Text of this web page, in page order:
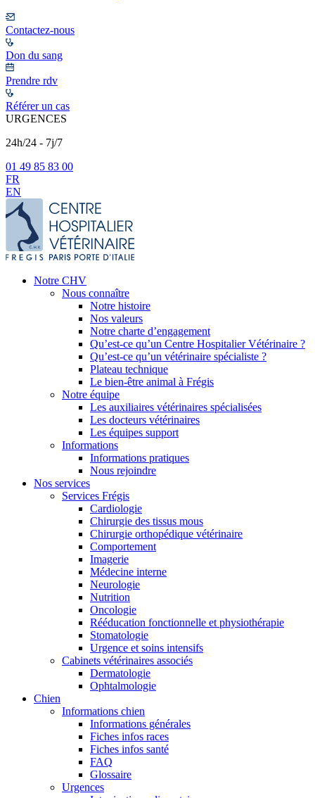
Contactez-nous
Don du sang
Prendre rdv
Référer un cas
URGENCES
24h/24 - 7j/7
01 49 85 83 00
FR
EN
Notre CHV
Nous connaître
Notre histoire
Nos valeurs
Notre charte d’engagement
Qu’est-ce qu’un Centre Hospitalier Vétérinaire ?
Qu’est-ce qu’un vétérinaire spécialiste ?
Plateau technique
Le bien-être animal à Frégis
Notre équipe
Les auxiliaires vétérinaires spécialisées
Les docteurs vétérinaires
Les équipes support
Informations
Informations pratiques
Nous rejoindre
Nos services
Services Frégis
Cardiologie
Chirurgie des tissus mous
Chirurgie orthopédique vétérinaire
Comportement
Imagerie
Médecine interne
Neurologie
Nutrition
Oncologie
Rééducation fonctionnelle et physiothérapie
Stomatologie
Urgence et soins intensifs
Cabinets vétérinaires associés
Dermatologie
Ophtalmologie
Chien
Informations chien
Informations générales
Fiches infos races
Fiches infos santé
FAQ
Glossaire
Urgences